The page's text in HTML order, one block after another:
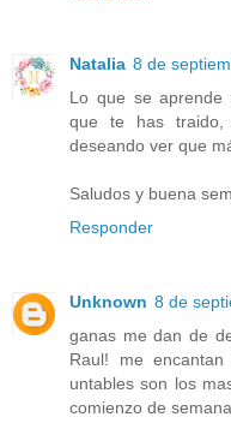
Natalia 8 de
Lo que se aprende
que te has
deseando ver que
Saludos y buena
Responder
Unknown 8 de
ganas me dan de
Raul! me
untables son los
comienzo de semana